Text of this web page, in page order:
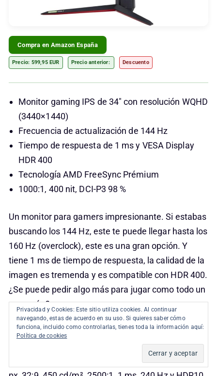
Compra en Amazon España
Precio: 599,95 EUR Precio anterior: Descuento
Monitor gaming IPS de 34″ con resolución WQHD
(‎3440×1440)
Frecuencia de actualización de 144 Hz
Tiempo de respuesta de 1 ms y VESA Display
HDR 400
Tecnología AMD FreeSync Prémium
1000:1, 400 nit, DCI-P3 98 %
Un monitor para gamers impresionante. Si estabas
buscando los 144 Hz, este te puede llegar hasta los
160 Hz (overclock), este es una gran opción. Y
tiene 1 ms de tiempo de respuesta, la calidad de la
imagen es tremenda y es compatible con HDR 400.
¿Se puede pedir algo más para jugar como todo un
campeón?
Tienes versiones desde 27 pulgadas hasta las 49
pulgadas. Si te vas a la versión de 49″, el LG
49GR85DC-B con panel VA, llegas a los 5120×1440
Privacidad y Cookies: Este sitio utiliza cookies. Al continuar
navegando, estas de acuerdo en su uso. Si quieres saber cómo
funciona, incluido como controlarlas, tienes toda la información aquí:
Política de cookies